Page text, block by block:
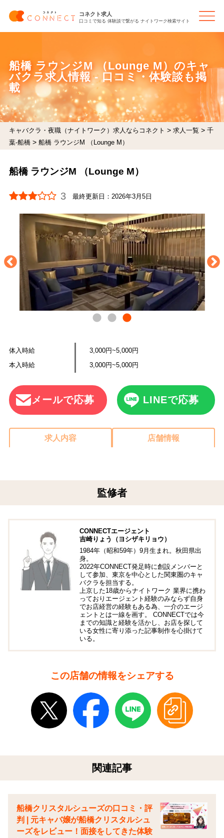
コネクト求人
口コミで知る 体験談で繋がる ナイトワーク検索サイト
船橋 ラウンジM （Lounge M）のキャ
バクラ求人情報 - 口コミ・体験談も掲
載
キャバクラ・夜職（ナイトワーク）求人ならコネクト > 求人一覧 > 千
葉-船橋> 船橋 ラウンジM （Lounge M）
船橋 ラウンジM （Lounge M）
3 最終更新日：2026年3月5日
体入時給
3,000円~5,000円
本入時給
3,000円~5,000円
メールで応募 LINEで応募
求人内容 店舗情報
監修者
CONNECTエージェント
吉崎りょう（ヨシザキリョウ）
1984年（昭和59年）9月生まれ。秋田県出
身。
2022年CONNECT発足時に創設メンバーと
して参加、東京を中心とした関東圏のキャ
バクラを担当する。
上京した18歳からナイトワーク 業界に携わ
っておりエージェント経験のみならず自身
でお店経営の経験もある為、一介のエージ
ェントとは一線を画す。 CONNECTでは今
までの知識と経験を活かし、お店を探して
いる女性に寄り添った記事制作を心掛けて
いる。
この店舗の情報をシェアする
関連記事
船橋クリスタルシューズの口コミ・評
判 | 元キャバ嬢が船橋クリスタルシュ
ーズをレビュー！面接をしてきた体験